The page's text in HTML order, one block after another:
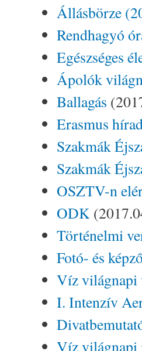
Állásbörze
Rendhagyó
Egészséges
Ápolók
Ballagás
Erasmus
Szakmák
Szakmák
OSZTV-n
ODK
Történelmi
Fotó- és
Víz világnapi
I. Intenzív
Víz világnapi